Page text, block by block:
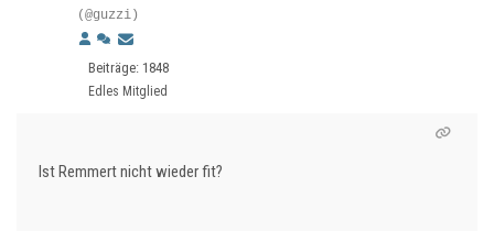
(@guzzi)
Beiträge: 1848
Edles Mitglied
Ist Remmert nicht wieder fit?